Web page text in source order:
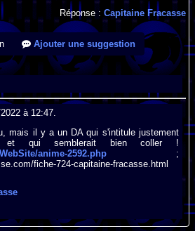
Réponse : Capitaine Fracasse
Ajouter une suggestion
à 12:47.
mais il y a un DA qui s'intitule justement
et qui semblerait bien coller !
anime-2592.php ;
fiche-724-capitaine-fracasse.html